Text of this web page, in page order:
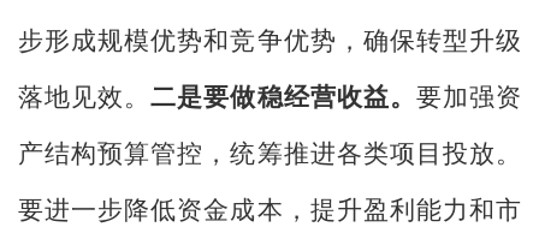
步形成规模优势和竞争优势，确保转型升级
落地见效。二是要做稳经营收益。 要加强资
产结构预算管控，统筹推进各类项目投放。
要进一步降低资金成本，提升盈利能力和市